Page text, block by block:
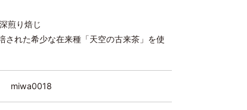
煎り焙じ
された希少な在来種「天空の古来茶」を使
miwa0018